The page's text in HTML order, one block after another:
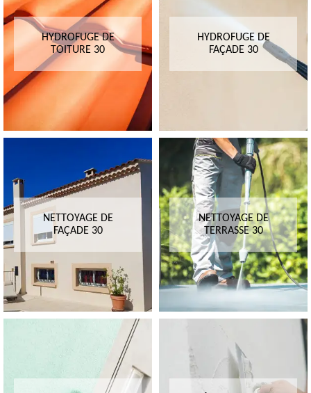
HYDROFUGE DE
TOITURE 30
HYDROFUGE DE
FAÇADE 30
NETTOYAGE DE
FAÇADE 30
NETTOYAGE DE
TERRASSE 30